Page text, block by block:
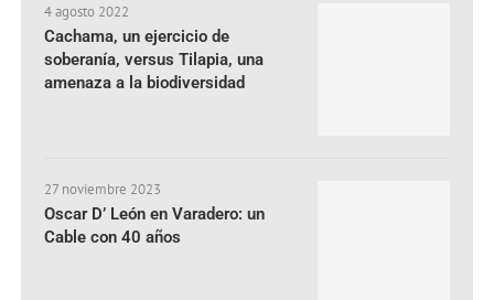
4 agosto 2022
Cachama, un ejercicio de
soberanía, versus Tilapia, una
amenaza a la biodiversidad
27 noviembre 2023
Oscar D’ León en Varadero: un
Cable con 40 años